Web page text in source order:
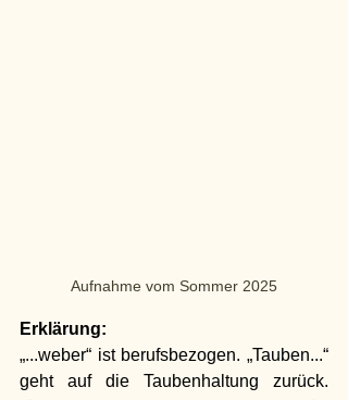
Aufnahme vom Sommer 2025
Erklärung:
„...weber“ ist berufsbezogen. „Tauben...“
geht auf die Taubenhaltung zurück.